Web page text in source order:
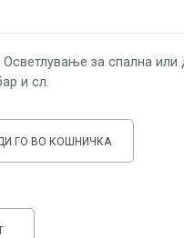
ден.
за спална или
и сл.
ГО ВО КОШНИЧКА